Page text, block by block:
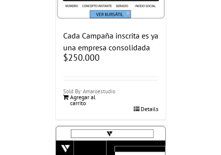
Cada Campaña inscrita es ya
una empresa consolidada
$250.000
Sold By: Amaroestudio
Agregar al
carrito
Details